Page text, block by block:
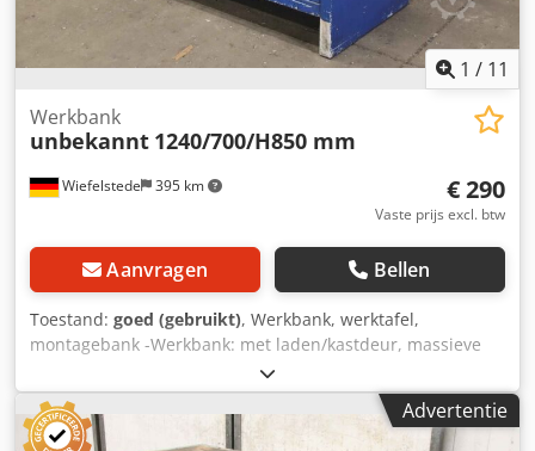
1 / 11
Wiefelstede 395 km
Werkbank
unbekannt 1240/700/H850 mm
€ 290
Vaste prijs excl. btw
Aanvragen Bellen
Toestand: goed (gebruikt), Werkbank, werktafel,
montagebank -Werkbank: met laden/kastdeur, massieve
constructie -Breedte: 1240 mm Dwodporg Iu Esfx Ahnea -
Diepte: 700 mm -Hoogte: 850 mm -Laden: 3 -Kastdeur: 1 -
Gewicht: 102 kg
Advertentie